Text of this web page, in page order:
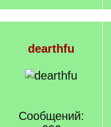
dearthfu
Сообщений: